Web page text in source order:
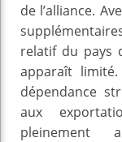
de l’alliance.
relatif du pays
apparaît
dépendance
aux
pleinement